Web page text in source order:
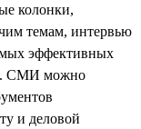
колонки,
темам, интервью
эффективных
СМИ можно
и деловой